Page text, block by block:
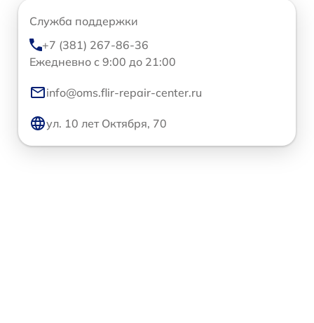
Служба поддержки
+7 (381) 267-86-36
Ежедневно с 9:00 до 21:00
info@oms.flir-repair-center.ru
ул. 10 лет Октября, 70